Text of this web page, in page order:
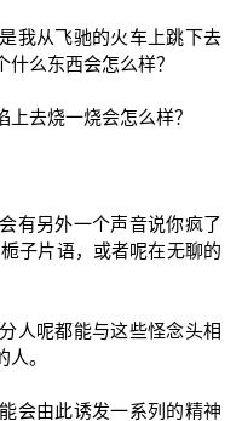
我从飞驰的火车上跳下去
么东西会怎么样？
去烧一烧会怎么样？
有另外一个声音说你疯了
子片语，或者呢在无聊的
人呢都能与这些怪念头相
。
会由此诱发一系列的精神